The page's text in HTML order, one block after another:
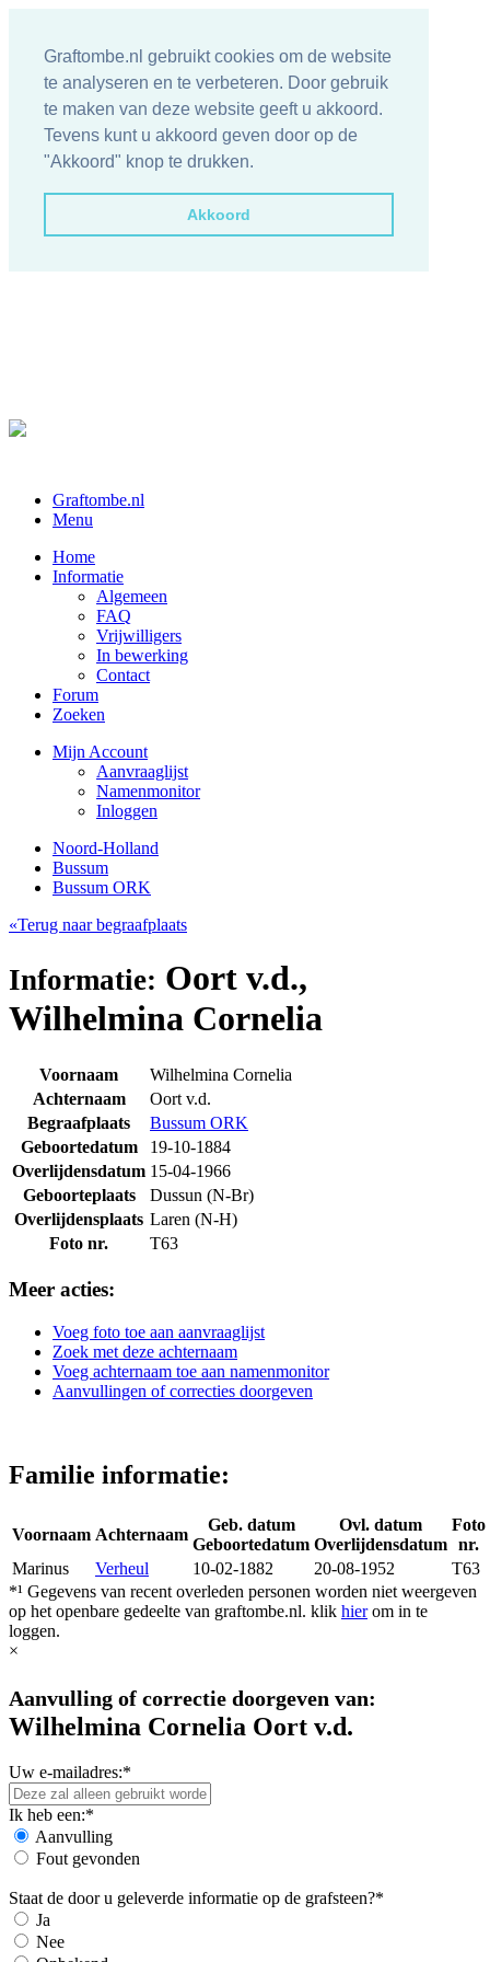
Graftombe.nl gebruikt cookies om de website
te analyseren en te verbeteren. Door gebruik
te maken van deze website geeft u akkoord.
Tevens kunt u akkoord geven door op de
"Akkoord" knop te drukken.
Akkoord
Graftombe.nl
Menu
Home
Informatie
Algemeen
FAQ
Vrijwilligers
In bewerking
Contact
Forum
Zoeken
Mijn Account
Aanvraaglijst
Namenmonitor
Inloggen
Noord-Holland
Bussum
Bussum ORK
«Terug naar begraafplaats
Informatie: Oort v.d.,
Wilhelmina Cornelia
Voornaam
Wilhelmina Cornelia
Achternaam
Oort v.d.
Begraafplaats
Bussum ORK
Geboortedatum
19-10-1884
Overlijdensdatum 15-04-1966
Geboorteplaats
Dussun (N-Br)
Overlijdensplaats Laren (N-H)
Foto nr.
T63
Meer acties:
Voeg foto toe aan aanvraaglijst
Zoek met deze achternaam
Voeg achternaam toe aan namenmonitor
Aanvullingen of correcties doorgeven
Familie informatie:
Voornaam Achternaam
Geb. datum
Geboortedatum
Ovl. datum
Overlijdensdatum
Foto
nr.
Marinus
Verheul 10-02-1882 20-08-1952
T63
*¹ Gegevens van recent overleden personen worden niet weergeven
op het openbare gedeelte van graftombe.nl. klik hierom in te
loggen.
×
Aanvulling of correctie doorgeven van:
Wilhelmina Cornelia Oort v.d.
Uw e-mailadres:*
Ik heb een:*
Aanvulling
Fout gevonden
Staat de door u geleverde informatie op de grafsteen?*
Ja
Nee